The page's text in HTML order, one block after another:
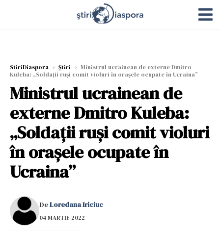
StiriDiaspora › Știri › Ministrul ucrainean de externe Dmitro
Kuleba: „Soldaţii ruşi comit violuri în oraşele ocupate în Ucraina”
Ministrul ucrainean de
externe Dmitro Kuleba:
„Soldaţii ruşi comit violuri
în oraşele ocupate în
Ucraina”
DeLoredana Iriciuc
04 MARTIE 2022